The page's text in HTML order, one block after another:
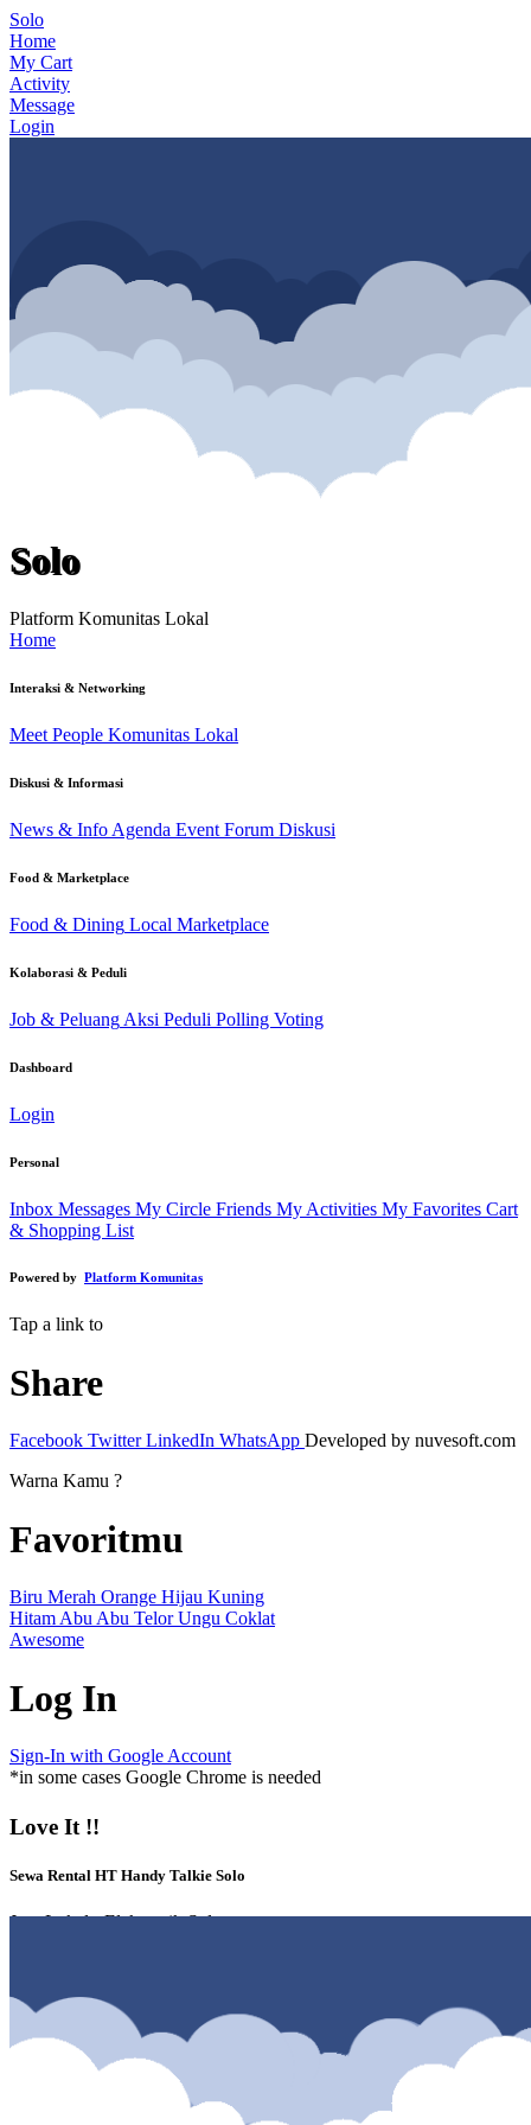
Solo
Home
My Cart
Activity
Message
Login
Solo
Platform Komunitas Lokal
Home
Interaksi & Networking
Meet People Komunitas Lokal
Diskusi & Informasi
News & Info Agenda Event Forum Diskusi
Food & Marketplace
Food & Dining Local Marketplace
Kolaborasi & Peduli
Job & Peluang Aksi Peduli Polling Voting
Dashboard
Login
Personal
Inbox Messages My Circle Friends My Activities My Favorites Cart
& Shopping List
Powered by Platform Komunitas
Tap a link to
Share
Facebook Twitter LinkedIn WhatsApp Developed by nuvesoft.com
Warna Kamu ?
Favoritmu
Biru Merah Orange Hijau Kuning
Hitam Abu Abu Telor Ungu Coklat
Awesome
Log In
Sign-In with Google Account
*in some cases Google Chrome is needed
Love It !!
Sewa Rental HT Handy Talkie Solo
Jasa Lokal - Elektronik Solo